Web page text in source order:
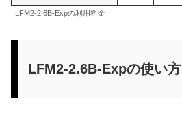
LFM2-2.6B-Expの利用料金
LFM2-2.6B-Expの使い方